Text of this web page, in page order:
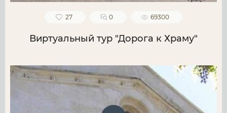
27 0 69300
Виртуальный тур "Дорога к Храму"